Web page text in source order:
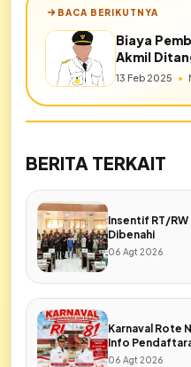
BACA BERIKUTNYA
Biaya
Akmil
13 Feb 2025 •
BERITA TERKAIT
Insentif RT/RW
Dibenahi
06 Agt 2026
Karnaval Rote
Info
06 Agt 2026